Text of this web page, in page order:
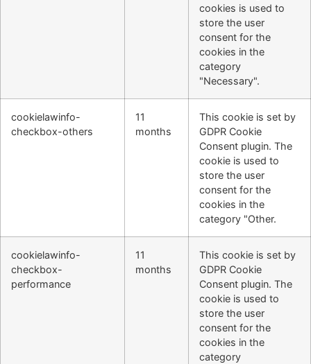
cookies is used to
store the user
consent for the
cookies in the
category
"Necessary".
cookielawinfo-
checkbox-others
11
months
This cookie is set by
GDPR Cookie
Consent plugin. The
cookie is used to
store the user
consent for the
cookies in the
category "Other.
cookielawinfo-
checkbox-
performance
11
months
This cookie is set by
GDPR Cookie
Consent plugin. The
cookie is used to
store the user
consent for the
cookies in the
category